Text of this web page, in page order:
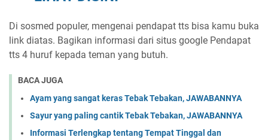
Di sosmed populer, mengenai pendapat tts bisa kamu buka
link diatas. Bagikan informasi dari situs google Pendapat
tts 4 huruf kepada teman yang butuh.
BACA JUGA
Ayam yang sangat keras Tebak Tebakan, JAWABANNYA
Sayur yang paling cantik Tebak Tebakan, JAWABANNYA
Informasi Terlengkap tentang Tempat Tinggal dan